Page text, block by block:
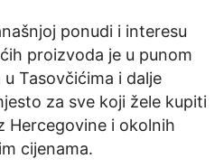
ponudi i interesu
proizvoda je u punom
Tasovčićima i dalje
za sve koji žele kupiti
Hercegovine i okolnih
cijenama.